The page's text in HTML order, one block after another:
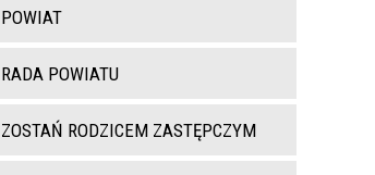
POWIAT
RADA POWIATU
ZOSTAŃ RODZICEM ZASTĘPCZYM